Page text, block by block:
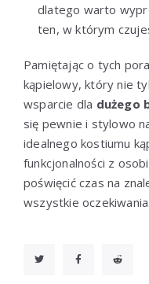
dlatego warto
ten, w którym
Pamiętając o tych
kąpielowy, który nie
wsparcie dla dużego
się pewnie i stylowo
idealnego kostiumu
funkcjonalności z
poświęcić czas na
wszystkie oczekiwania.